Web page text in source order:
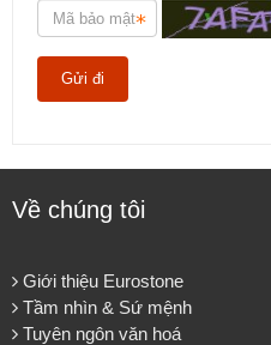
Về chúng tôi
Giới thiệu Eurostone
Tầm nhìn & Sứ mệnh
Tuyên ngôn văn hoá